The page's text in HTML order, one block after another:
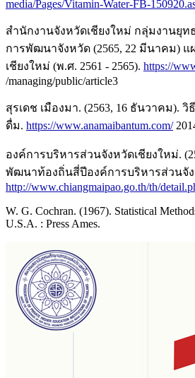
media/Pages/Vitamin-Water-FB-
สำนักงานจังหวัดเชียงใหม่ กลุ่มงานยุ
การพัฒนาจังหวัด (2565, 22 มีนาคม)
เชียงใหม่ (พ.ศ. 2561 - 2565). https://
/managing/public/article3
สุรเดช เมืองมา. (2563, 16 ธันวาคม).
ดื่ม. https://www.anamaibantum.com/
องค์การบริหารส่วนจังหวัดเชียงใหม่.
พัฒนาท้องถิ่นสี่ปีองค์การบริหารส่วนจัง
http://www.chiangmaipao.go.th/th/
W. G. Cochran. (1967). Statistical
U.S.A. : Press Ames.